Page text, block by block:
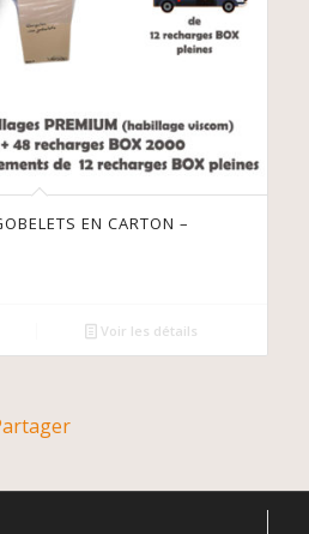
EN CARTON –
Voir les détails